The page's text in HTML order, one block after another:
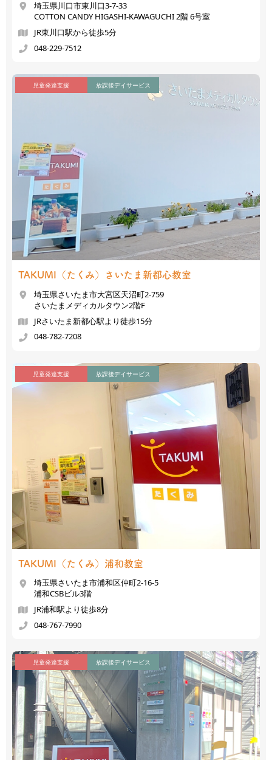
埼玉県川口市東川口3-7-33
COTTON CANDY HIGASHI-KAWAGUCHI 2階 6号室
JR東川口駅から徒歩5分
048-229-7512
TAKUMI（たくみ） さいたま新都心教室
児童発達支援 放課後デイサービス
埼玉県さいたま市大宮区天沼町2-759
さいたまメディカルタウン2階F
JRさいたま新都心駅より徒歩15分
048-782-7208
TAKUMI（たくみ） 浦和教室
児童発達支援 放課後デイサービス
埼玉県さいたま市浦和区仲町2-16-5
浦和CSBビル3階
JR浦和駅より徒歩8分
048-767-7990
児童発達支援 放課後デイサービス